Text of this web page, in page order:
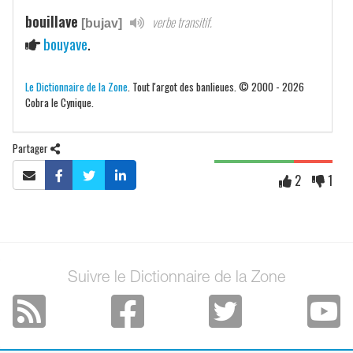
bouillave [bujav] verbe transitif.
bouyave.
Le Dictionnaire de la Zone . Tout l'argot des banlieues. © 2000 - 2026
Cobra le Cynique.
Partager
2 1
Suivre le Dictionnaire de la Zone